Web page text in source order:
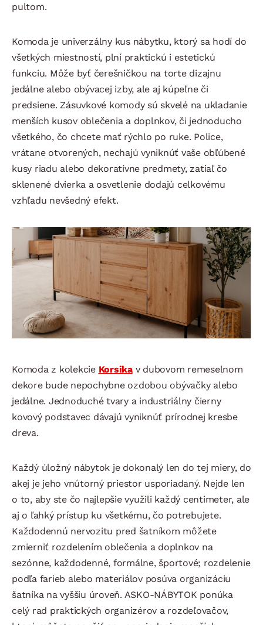
pultom.
Komoda je univerzálny kus nábytku, ktorý sa hodí do
všetkých miestností, plní praktickú i estetickú
funkciu. Môže byť čerešničkou na torte dizajnu
jedálne alebo obývacej izby, ale aj kúpeľne či
predsiene. Zásuvkové komody sú skvelé na ukladanie
menších kusov oblečenia a doplnkov, či jednoducho
všetkého, čo chcete mať rýchlo po ruke. Police,
vrátane otvorených, nechajú vyniknúť vaše obľúbené
kusy riadu alebo dekoratívne predmety, zatiaľ čo
sklenené dvierka a osvetlenie dodajú celkovému
vzhľadu nevšedný efekt.
Komoda z kolekcie Korsikav dubovom remeselnom
dekore bude nepochybne ozdobou obývačky alebo
jedálne. Jednoduché tvary a industriálny čierny
kovový podstavec dávajú vyniknúť prírodnej kresbe
dreva.
Každý úložný nábytok je dokonalý len do tej miery, do
akej je jeho vnútorný priestor usporiadaný. Nejde len
o to, aby ste čo najlepšie využili každý centimeter, ale
aj o ľahký prístup ku všetkému, čo potrebujete.
Každodennú nervozitu pred šatníkom môžete
zmierniť rozdelením oblečenia a doplnkov na
sezónne, každodenné, formálne, športové; rozdelenie
podľa farieb alebo materiálov posúva organizáciu
šatníka na vyššiu úroveň. ASKO-NÁBYTOK ponúka
celý rad praktických organizérov a rozdeľovačov,